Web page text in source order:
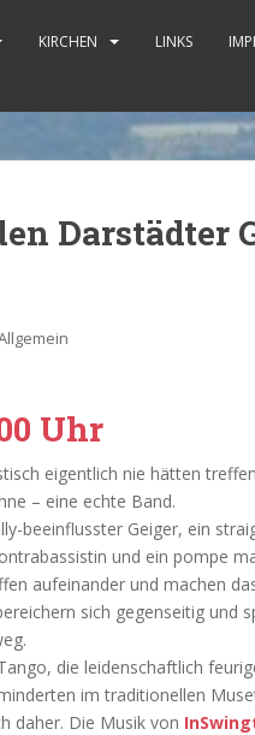
KIRCHEN LINKS
Darstädter
Uhr
eigentlich nie hätten
– eine echte Band.
beeinflusster Geiger, ein
und ein pompe
aufeinander und machen
sich gegenseitig und
die leidenschaftlich
im traditionellen
daher. Die Musik von